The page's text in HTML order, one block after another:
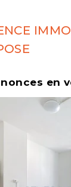
en